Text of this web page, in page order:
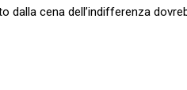
dalla cena dell’indifferenza